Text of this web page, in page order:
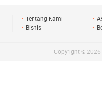
Tentang Kami
Bisnis
Copyright © 2026